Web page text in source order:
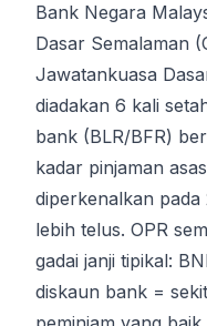
Bank Negara
Dasar Semalaman
Jawatankuasa
diadakan 6 kali
bank (BLR/BFR)
kadar pinjaman
diperkenalkan pada
lebih telus. OPR
gadai janji tipikal:
diskaun bank =